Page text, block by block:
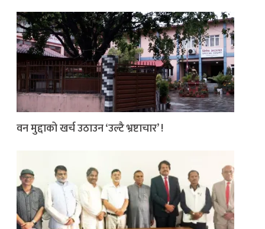
वन मुद्दाको खर्च उठाउन ‘उल्टै भ्रष्टाचार’ !